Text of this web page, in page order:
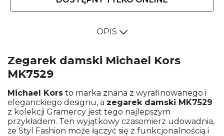
OPIS
Zegarek damski Michael Kors
MK7529
Michael Kors to marka znana z wyrafinowanego i
eleganckiego designu, a zegarek damski MK7529
z kolekcji Gramercy jest tego najlepszym
przykładem. Ten wyjątkowy czasomierz udowadnia,
że Styl Fashion może łączyć się z funkcjonalnością i